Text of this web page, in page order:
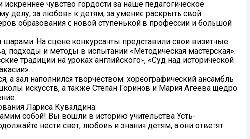
чувство гордости за наше педагогическое
делу, за любовь к детям, за умение раскрыть свой
образования с новой ступенькой в профессии и большой
На сцене конкурсанты представили свои визитные
подходы и методы в испытании «Методическая мастерская».
традиции на уроках английского», «Суд над исторической
зал наполнился творчеством: хореографический ансамбль
искусств, а также Степан Горинов и Мария Агеева щедро
Лариса Кувалдина:
собой! Вы вошли в историю учительства Усть-
нести свет, любовь и знания детям, а они ответят